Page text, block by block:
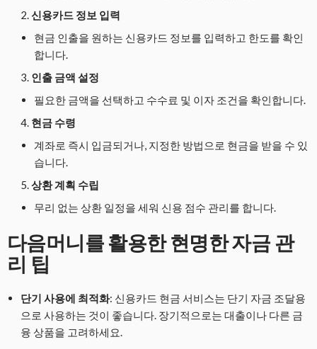
신용카드 정보 입력
현금 인출을 원하는 신용카드 정보를 입력하고 한도를 확인
합니다.
인출 금액 설정
필요한 금액을 선택하고 수수료 및 이자 조건을 확인합니다.
현금 수령
계좌로 즉시 입금되거나, 지정한 방법으로 현금을 받을 수 있
습니다.
상환 계획 수립
무리 없는 상환 일정을 세워 신용 점수 관리를 합니다.
다음머니를 활용한 현명한 자금 관
리 팁
단기 사용에 최적화: 신용카드 현금 서비스는 단기 자금 조달용
으로 사용하는 것이 좋습니다. 장기적으로는 대출이나 다른 금
융 상품을 고려하세요.